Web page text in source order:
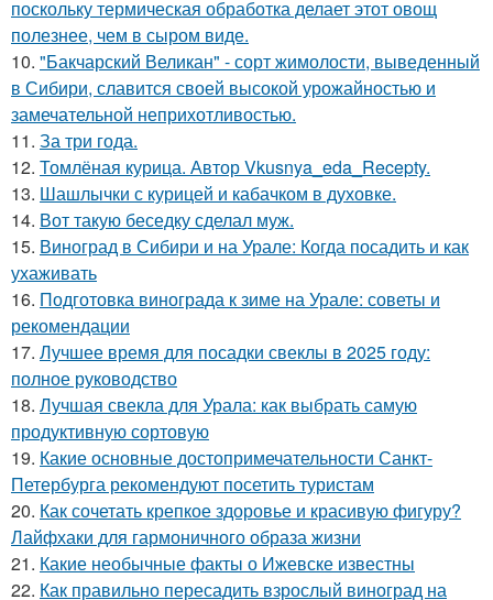
поскольку термическая обработка делает этот овощ
полезнее, чем в сыром виде.
10. "Бакчарский Великан" - сорт жимолости, выведенный
в Сибири, славится своей высокой урожайностью и
замечательной неприхотливостью.
11. За три года.
12. Томлёная курица. Автор Vkusnya_eda_Recepty.
13. Шашлычки с курицей и кабачком в духовке.
14. Вот такую беседку сделал муж.
15. Виноград в Сибири и на Урале: Когда посадить и как
ухаживать
16. Подготовка винограда к зиме на Урале: советы и
рекомендации
17. Лучшее время для посадки свеклы в 2025 году:
полное руководство
18. Лучшая свекла для Урала: как выбрать самую
продуктивную сортовую
19. Какие основные достопримечательности Санкт-
Петербурга рекомендуют посетить туристам
20. Как сочетать крепкое здоровье и красивую фигуру?
Лайфхаки для гармоничного образа жизни
21. Какие необычные факты о Ижевске известны
22. Как правильно пересадить взрослый виноград на